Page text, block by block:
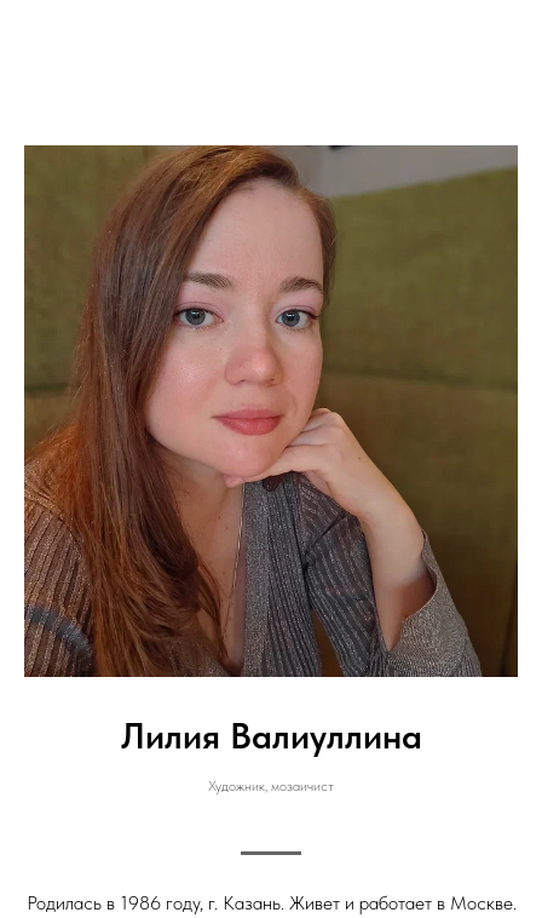
Лилия Валиуллина
Художник, мозаичист
Родилась в 1986 году, г. Казань. Живет и работает в Москве.